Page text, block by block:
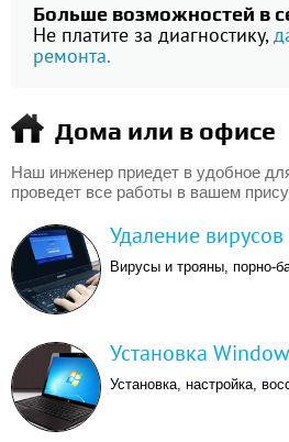
Больше возможностей в
Не платите за диагностику,
ремонта.
Дома или в офисе
Наш инженер приедет в удобное
проведет все работы в вашем
Удаление вирусов
Вирусы и трояны, порно-
Установка
Установка, настройка,